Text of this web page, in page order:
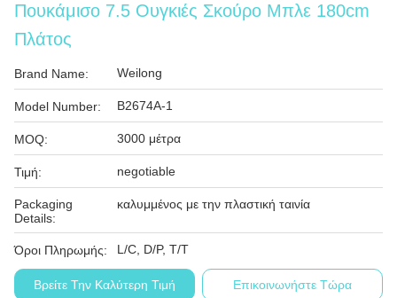
Πουκάμισο 7.5 Ουγκιές Σκούρο Μπλε 180cm
Πλάτος
Brand Name: Weilong
Model Number: Β2674Α-1
MOQ: 3000 μέτρα
Τιμή: negotiable
Packaging
Details:
καλυμμένος με την πλαστική ταινία
Όροι Πληρωμής: L/C, D/P, T/T
Βρείτε Την Καλύτερη Τιμή Επικοινωνήστε Τώρα